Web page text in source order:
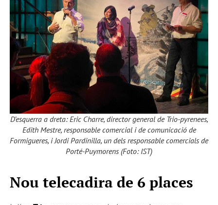
D’esquerra a dreta: Eric Charre, director general de Trio-pyrenees,
Edith Mestre, responsable comercial i de comunicació de
Formigueres, i Jordi Pardinilla, un dels responsable comercials de
Porté-Puymorens (Foto: IST)
Nou telecadira de 6 places